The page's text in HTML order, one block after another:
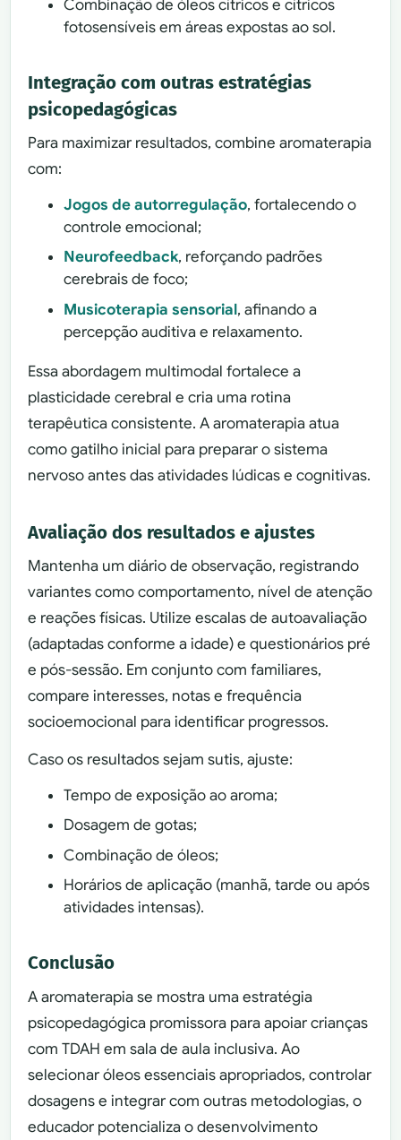
Combinação de óleos cítricos e cítricos
fotosensíveis em áreas expostas ao sol.
Integração com outras estratégias
psicopedagógicas
Para maximizar resultados, combine aromaterapia
com:
Jogos de autorregulação, fortalecendo o
controle emocional;
Neurofeedback, reforçando padrões
cerebrais de foco;
Musicoterapia sensorial, afinando a
percepção auditiva e relaxamento.
Essa abordagem multimodal fortalece a
plasticidade cerebral e cria uma rotina
terapêutica consistente. A aromaterapia atua
como gatilho inicial para preparar o sistema
nervoso antes das atividades lúdicas e cognitivas.
Avaliação dos resultados e ajustes
Mantenha um diário de observação, registrando
variantes como comportamento, nível de atenção
e reações físicas. Utilize escalas de autoavaliação
(adaptadas conforme a idade) e questionários pré
e pós-sessão. Em conjunto com familiares,
compare interesses, notas e frequência
socioemocional para identificar progressos.
Caso os resultados sejam sutis, ajuste:
Tempo de exposição ao aroma;
Dosagem de gotas;
Combinação de óleos;
Horários de aplicação (manhã, tarde ou após
atividades intensas).
Conclusão
A aromaterapia se mostra uma estratégia
psicopedagógica promissora para apoiar crianças
com TDAH em sala de aula inclusiva. Ao
selecionar óleos essenciais apropriados, controlar
dosagens e integrar com outras metodologias, o
educador potencializa o desenvolvimento